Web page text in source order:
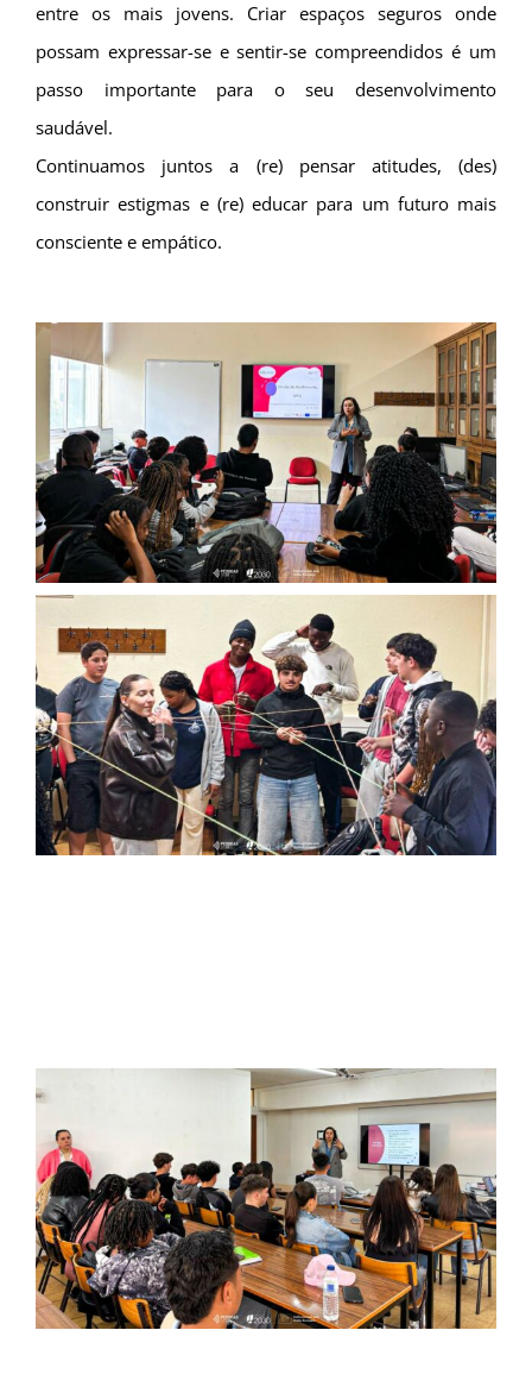
entre os mais jovens. Criar espaços seguros onde
possam expressar-se e sentir-se compreendidos é um
passo importante para o seu desenvolvimento
saudável.
Continuamos juntos a (re) pensar atitudes, (des)
construir estigmas e (re) educar para um futuro mais
consciente e empático.